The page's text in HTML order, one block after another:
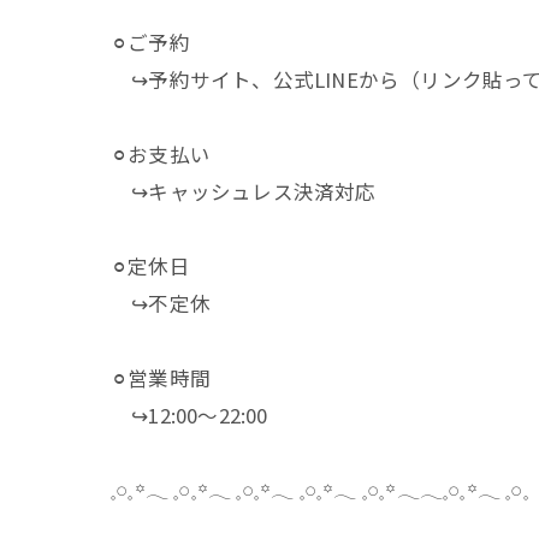
⚪︎ご予約
↪︎予約サイト、公式LINEから（リンク貼っ
⚪︎お支払い
↪︎キャッシュレス決済対応
⚪︎定休日
↪︎不定休
⚪︎営業時間
↪︎12:00～22:00
𓈒𓏸𓈒꙳𓂃 𓈒𓏸𓈒꙳𓂃 𓈒𓏸𓈒꙳𓂃 𓈒𓏸𓈒꙳𓂃 𓈒𓏸𓈒꙳𓂃𓂃𓈒𓏸𓈒꙳𓂃 𓈒𓏸𓈒